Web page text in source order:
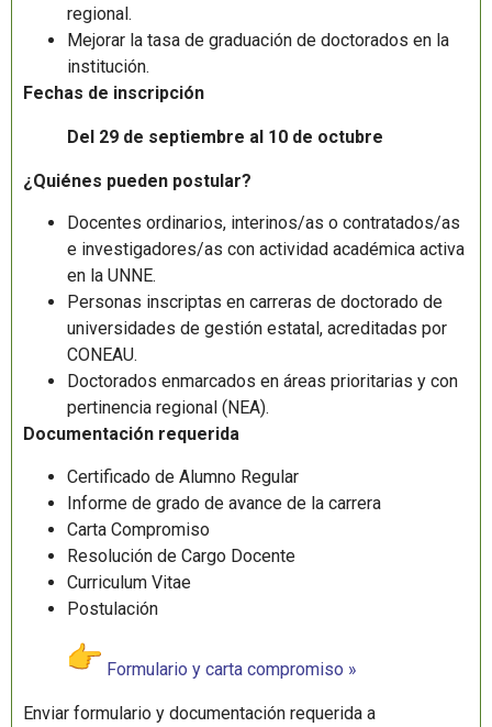
regional.
Mejorar la tasa de graduación de doctorados en la
institución.
Fechas de inscripción
Del 29 de septiembre al 10 de octubre
¿Quiénes pueden postular?
Docentes ordinarios, interinos/as o contratados/as
e investigadores/as con actividad académica activa
en la UNNE.
Personas inscriptas en carreras de doctorado de
universidades de gestión estatal, acreditadas por
CONEAU.
Doctorados enmarcados en áreas prioritarias y con
pertinencia regional (NEA).
Documentación requerida
Certificado de Alumno Regular
Informe de grado de avance de la carrera
Carta Compromiso
Resolución de Cargo Docente
Curriculum Vitae
Postulación
Formulario y carta compromiso »
Enviar formulario y documentación requerida a